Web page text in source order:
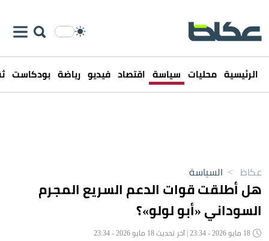
الرئيسية محليات سياسة اقتصاد فيديو رياضة بودكاست
عكاظ > السياسة
هل أطلقت قوات الدعم السريع المجرم
السوداني «أبو لولو»؟